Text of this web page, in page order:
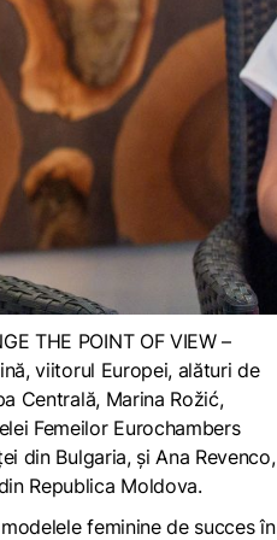
THE POINT OF VIEW –
viitorul Europei, alături de
Centrală, Marina Rožić,
Femeilor Eurochambers
din Bulgaria, și Ana Revenco,
Republica Moldova.
feminine de succes în